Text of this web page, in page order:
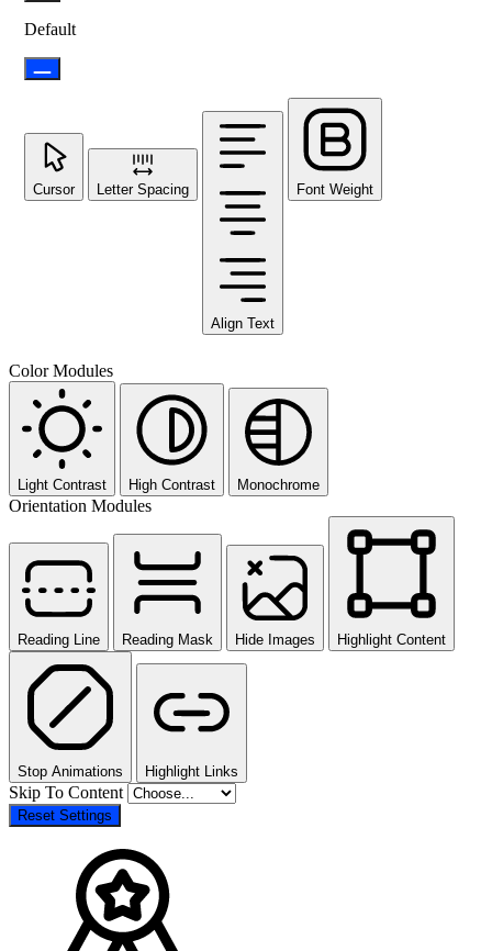
Default
Cursor Letter Spacing
Align Text
Font Weight
Color Modules
Light Contrast High Contrast Monochrome
Orientation Modules
Reading Line Reading Mask Hide Images Highlight Content
Stop Animations Highlight Links
Skip To Content
Reset Settings